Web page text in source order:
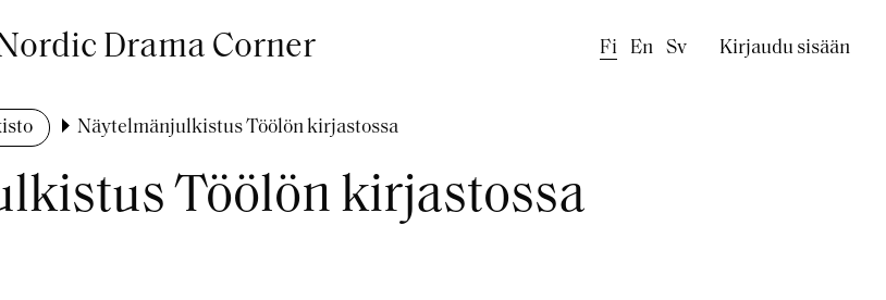
Drama Corner Fi En Sv Kirjaudu sisään
Näytelmänjulkistus Töölön kirjastossa
Töölön kirjastossa